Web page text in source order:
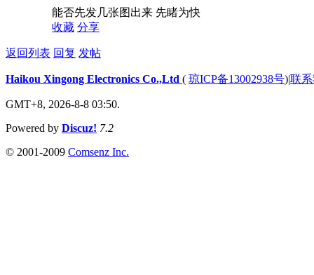
能否先发几张图出来 先睹为快
收藏 分享
返回列表 回复 发帖
Haikou Xingong Electronics Co.,Ltd ( 琼ICP备13002938号)|联
GMT+8, 2026-8-8 03:50.
Powered by Discuz! 7.2
© 2001-2009 Comsenz Inc.